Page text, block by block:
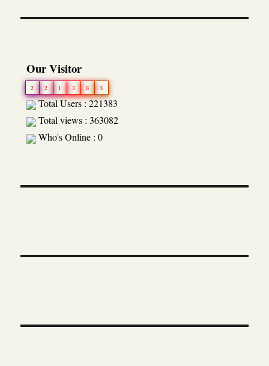
Our Visitor
2 2 1 3 8 3
Total Users : 221383
Total views : 363082
Who's Online : 0